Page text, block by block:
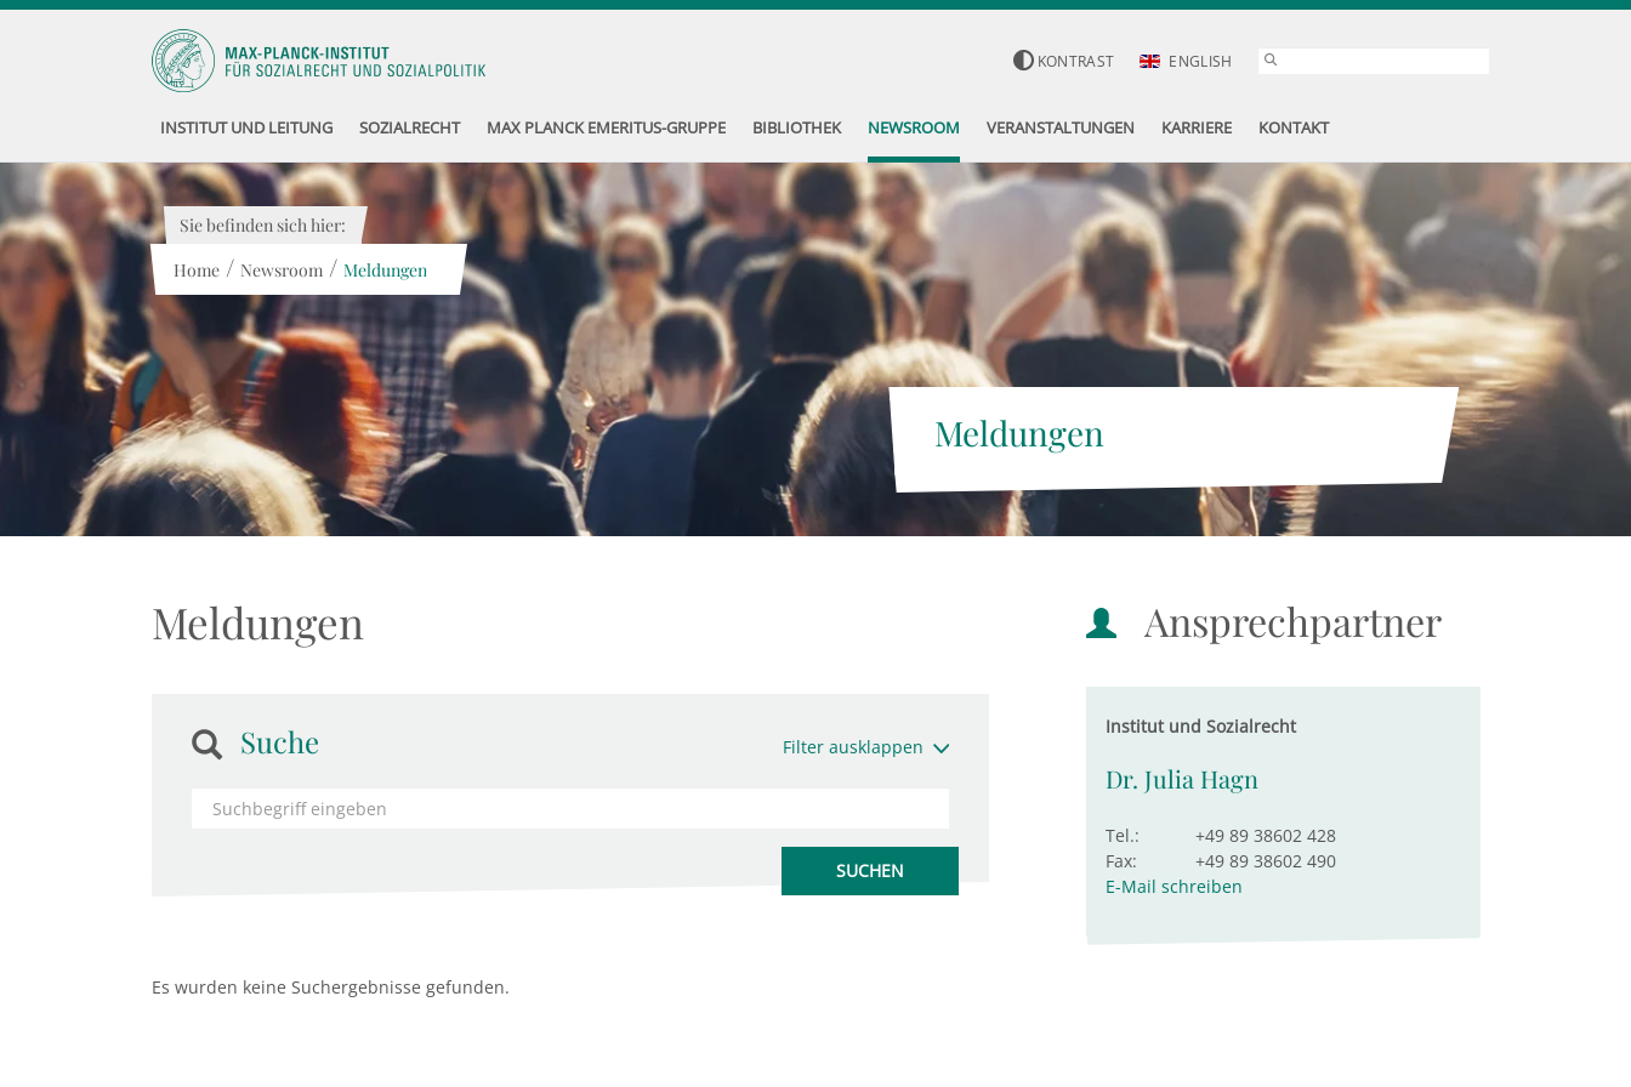
KONTRAST ENGLISH
INSTITUT UND LEITUNG SOZIALRECHT MAX PLANCK EMERITUS-GRUPPE BIBLIOTHEK NEWSROOM VERANSTALTUNGEN KARRIERE KONTAKT
Meldungen
Sie befinden sich hier:
Home / Newsroom / Meldungen
Meldungen
Suche Filter ausklappen
Es wurden keine Suchergebnisse gefunden.
Ansprechpartner
Institut und Sozialrecht
Dr. Julia Hagn
Tel.:
+49 89 38602 428
Fax:
+49 89 38602 490
E-Mail schreiben